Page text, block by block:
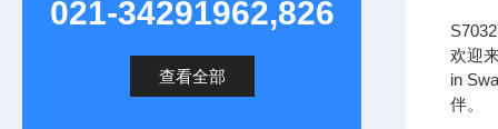
021-34291962,826
查看全部
欢迎
in
伴。